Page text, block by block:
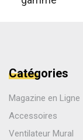
Catégories
Magazine en Ligne
Accessoires
Ventilateur Mural